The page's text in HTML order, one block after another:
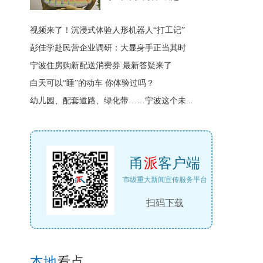
视频来了！沉浸式体验人形机器人“打工记”
彭佳学赴民营企业调研：大显身手正当其时
宁波住房购新配送消费券 最新答疑来了
白天可以“睡”的动车 你体验过吗？
幼儿园、配套道路、绿化带……宁波这个未...
甬派客户端
市级重大新闻宣传服务平台
扫码下载